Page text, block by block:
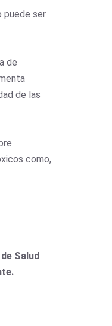
puede ser
de
de las
como,
Salud